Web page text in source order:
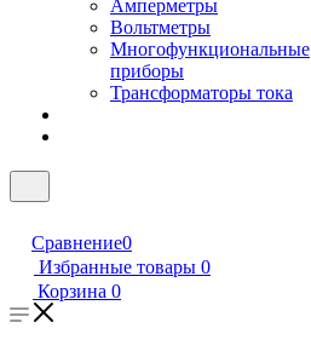
Амперметры
Вольтметры
Многофункциональные
приборы
Трансформаторы тока
Сравнение0
Избранные товары 0
Корзина 0